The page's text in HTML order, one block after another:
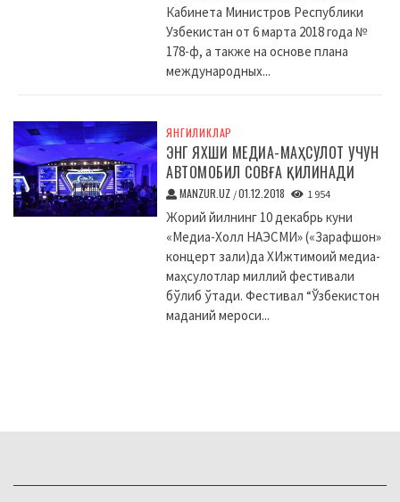
Кабинета Министров Республики
Узбекистан от 6 марта 2018 года №
178-ф, а также на основе плана
международных...
ЯНГИЛИКЛАР
ЭНГ ЯХШИ МЕДИА-МАҲСУЛОТ УЧУН
АВТОМОБИЛ СОВҒА ҚИЛИНАДИ
MANZUR.UZ /01.12.2018 1 954
Жорий йилнинг 10 декабрь куни
«Медиа-Холл НАЭСМИ» («Зарафшон»
концерт зали)да XИжтимоий медиа-
маҳсулотлар миллий фестивали
бўлиб ўтади. Фестивал “Ўзбекистон
маданий мероси...